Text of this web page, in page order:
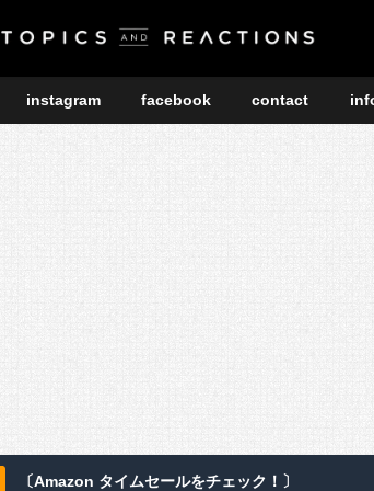
instagram facebook contact
〔Amazon タイムセールをチェック！〕